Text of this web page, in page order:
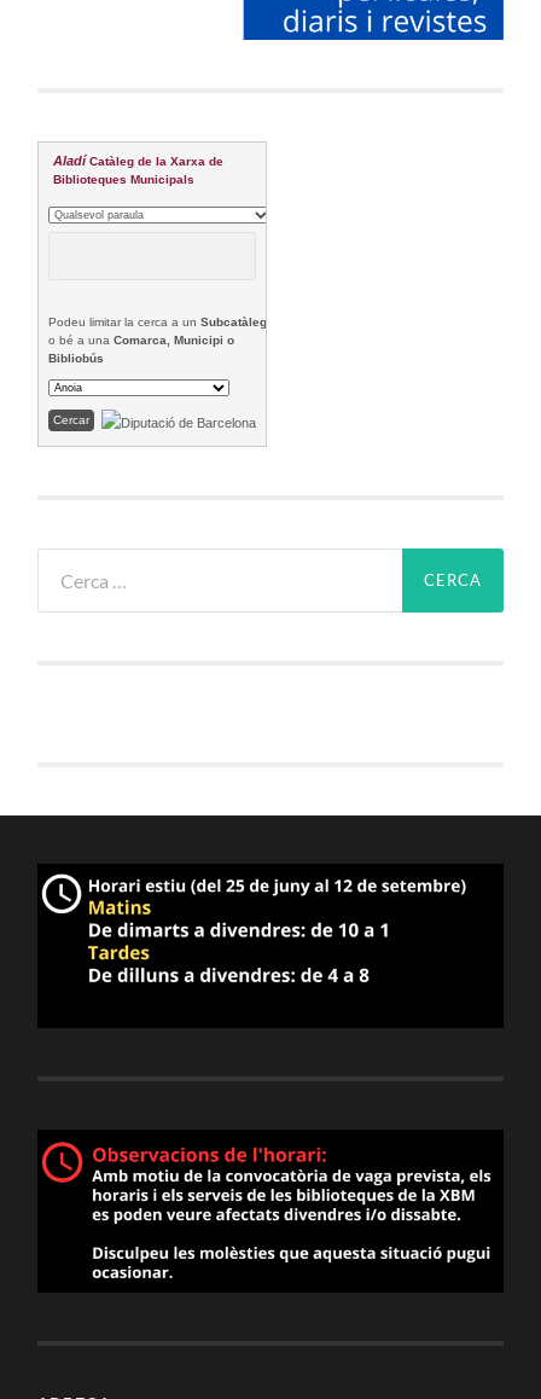
Aladí Catàleg de la Xarxa de
Biblioteques Municipals
Podeu limitar la cerca a unSubcatàleg
o bé a unaComarca, Municipi o
Bibliobús